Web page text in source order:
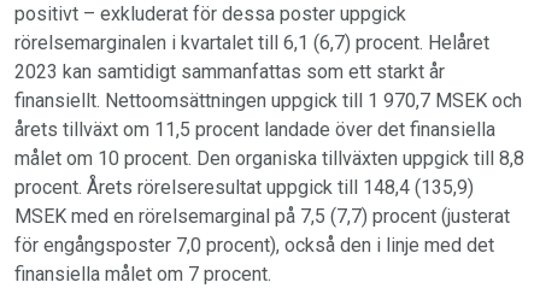
positivt – exkluderat för dessa poster uppgick
rörelsemarginalen i kvartalet till 6,1 (6,7) procent. Helåret
2023 kan samtidigt sammanfattas som ett starkt år
finansiellt. Nettoomsättningen uppgick till 1 970,7 MSEK och
årets tillväxt om 11,5 procent landade över det finansiella
målet om 10 procent. Den organiska tillväxten uppgick till 8,8
procent. Årets rörelseresultat uppgick till 148,4 (135,9)
MSEK med en rörelsemarginal på 7,5 (7,7) procent (justerat
för engångsposter 7,0 procent), också den i linje med det
finansiella målet om 7 procent.